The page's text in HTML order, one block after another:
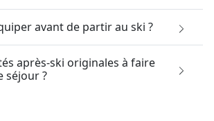
avant de partir au ski ?
après-ski originales à faire
séjour ?